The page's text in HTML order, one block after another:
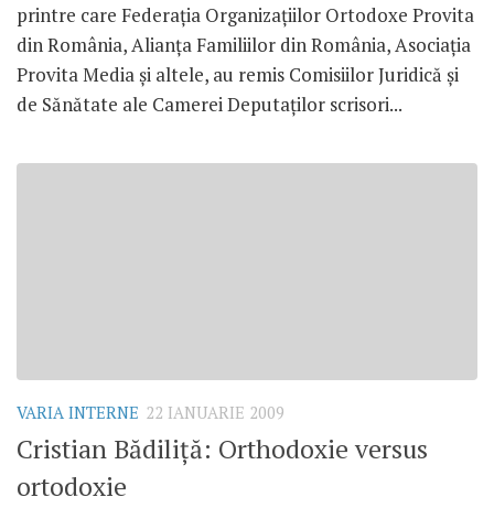
printre care Federaţia Organizaţiilor Ortodoxe Provita
din România, Alianţa Familiilor din România, Asociaţia
Provita Media şi altele, au remis Comisiilor Juridică şi
de Sănătate ale Camerei Deputaţilor scrisori...
VARIA INTERNE 22 IANUARIE 2009
Cristian Bădiliţă: Orthodoxie versus
ortodoxie